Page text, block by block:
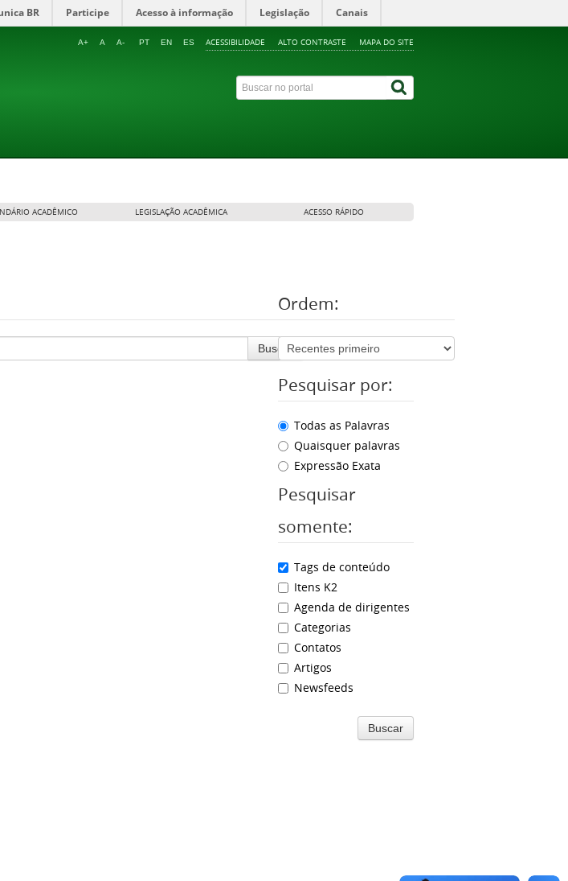
BR Participe Acesso à informação Legislação Canais
ACESSIBILIDADE ALTO CONTRASTE MAPA DO SITE
A+ A A- PT EN ES
ACADÊMICO LEGISLAÇÃO ACADÊMICA ACESSO RÁPIDO
Buscar
Ordem:
Pesquisar por:
Todas as Palavras
Quaisquer palavras
Expressão Exata
Pesquisar
somente:
Tags de conteúdo
Itens K2
Agenda de dirigentes
Categorias
Contatos
Artigos
Newsfeeds
Buscar